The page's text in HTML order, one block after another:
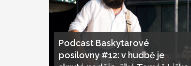
Podcast Baskytarové
posilovny #12: v hudbě je